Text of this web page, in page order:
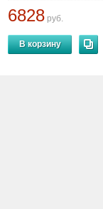
6828 руб.
В корзину